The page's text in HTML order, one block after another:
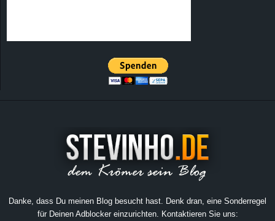
Danke, dass Du meinen Blog besucht hast. Denk dran, eine Sonderregel
für Deinen Adblocker einzurichten. Kontaktieren Sie uns: